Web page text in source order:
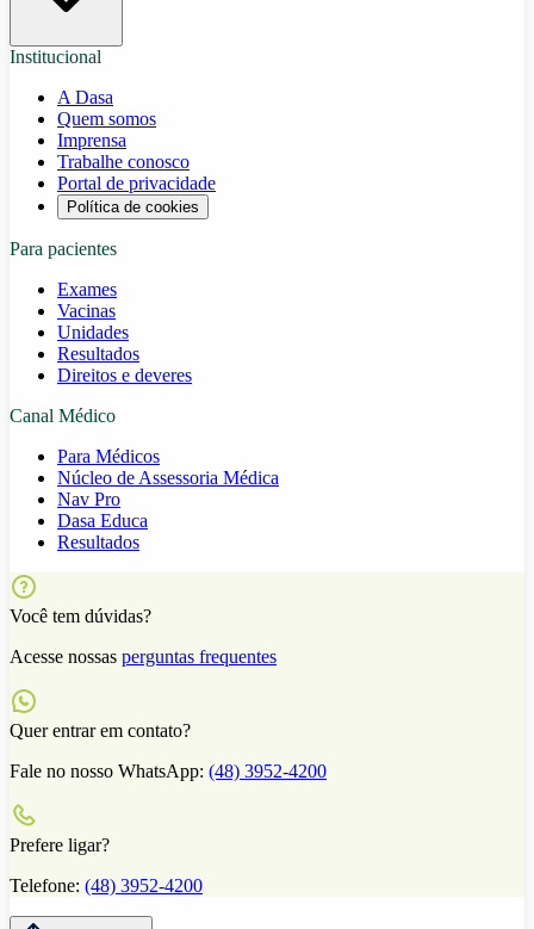
Institucional
A Dasa
Quem somos
Imprensa
Trabalhe conosco
Portal de privacidade
Política de cookies
Para pacientes
Exames
Vacinas
Unidades
Resultados
Direitos e deveres
Canal Médico
Para Médicos
Núcleo de Assessoria Médica
Nav Pro
Dasa Educa
Resultados
Você tem dúvidas?
Acesse nossas perguntas frequentes
Quer entrar em contato?
Fale no nosso WhatsApp: (48) 3952-4200
Prefere ligar?
Telefone: (48) 3952-4200